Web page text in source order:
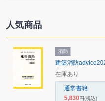
を、「その他これらに類する行為
らにおいて、差額相当の利益がある
の行為態様を金銭の贈答と同視する
「交際費等」に係る第1審･控訴審の
第1審（東京地裁
「交際費等」
に該当するか
の判断基準
「交際費等」に該
には、
①「事業に関係ある
ための支出であるこ
人気商品
消防
建築消防
在庫あり
通常書籍
5,830円(税込)